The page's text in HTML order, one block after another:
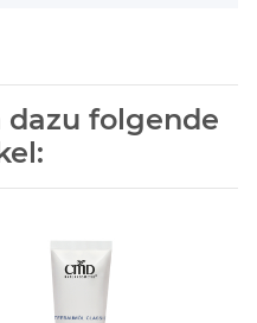
folgende